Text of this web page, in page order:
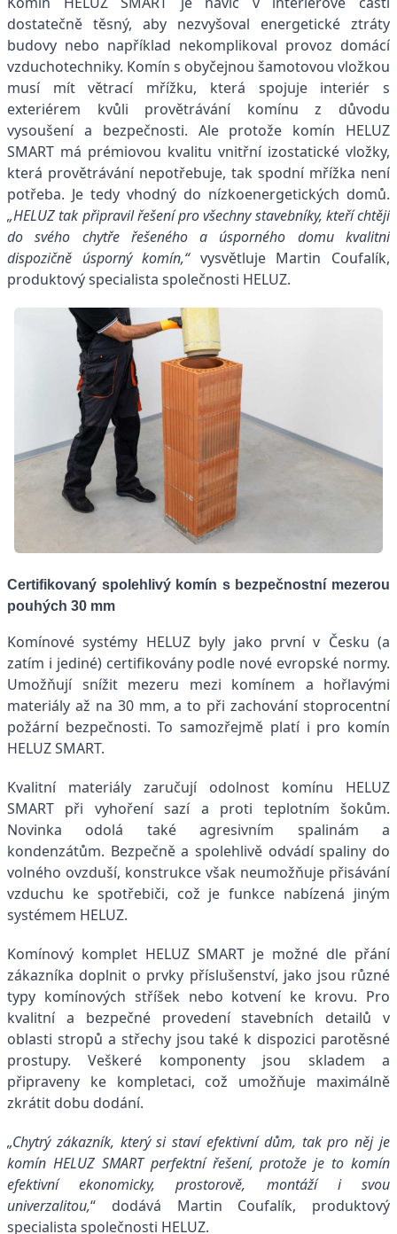
dostatečně těsný, aby nezvyšoval energetické ztráty
budovy nebo například nekomplikoval provoz domácí
vzduchotechniky. Komín s obyčejnou šamotovou vložkou
musí mít větrací mřížku, která spojuje interiér s
exteriérem kvůli provětrávání komínu z důvodu
vysoušení a bezpečnosti. Ale protože komín HELUZ
SMART má prémiovou kvalitu vnitřní izostatické vložky,
která provětrávání nepotřebuje, tak spodní mřížka není
potřeba. Je tedy vhodný do nízkoenergetických domů.
„HELUZ tak připravil řešení pro všechny stavebníky, kteří chtějí
do svého chytře řešeného a úsporného domu kvalitní
dispozičně úsporný komín,“vysvětluje Martin Coufalík,
produktový specialista společnosti HELUZ.
Certifikovaný spolehlivý komín s bezpečnostní mezerou
pouhých 30 mm
Komínové systémy HELUZ byly jako první v Česku (a
zatím i jediné) certifikovány podle nové evropské normy.
Umožňují snížit mezeru mezi komínem a hořlavými
materiály až na 30 mm, a to při zachování stoprocentní
požární bezpečnosti. To samozřejmě platí i pro komín
HELUZ SMART.
Kvalitní materiály zaručují odolnost komínu HELUZ
SMART při vyhoření sazí a proti teplotním šokům.
Novinka odolá také agresivním spalinám a
kondenzátům. Bezpečně a spolehlivě odvádí spaliny do
volného ovzduší, konstrukce však neumožňuje přisávání
vzduchu ke spotřebiči, což je funkce nabízená jiným
systémem HELUZ.
Komínový komplet HELUZ SMART je možné dle přání
zákazníka doplnit o prvky příslušenství, jako jsou různé
typy komínových stříšek nebo kotvení ke krovu. Pro
kvalitní a bezpečné provedení stavebních detailů v
oblasti stropů a střechy jsou také k dispozici parotěsné
prostupy. Veškeré komponenty jsou skladem a
připraveny ke kompletaci, což umožňuje maximálně
zkrátit dobu dodání.
„Chytrý zákazník, který si staví efektivní dům, tak pro něj je
komín HELUZ SMART perfektní řešení, protože je to komín
efektivní ekonomicky, prostorově, montáží i svou
univerzalitou,“ dodává Martin Coufalík, produktový
specialista společnosti HELUZ.